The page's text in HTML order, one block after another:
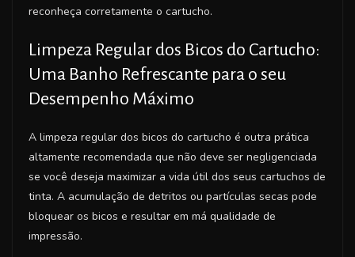
reconheça corretamente o cartucho.
Limpeza Regular dos Bicos do Cartucho:
Uma Banho Refrescante para o seu
Desempenho Máximo
A limpeza regular dos bicos do cartucho é outra prática
altamente recomendada que não deve ser negligenciada
se você deseja maximizar a vida útil dos seus cartuchos de
tinta. A acumulação de detritos ou partículas secas pode
bloquear os bicos e resultar em má qualidade de
impressão.